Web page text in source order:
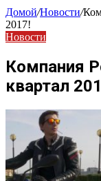
Домой/Новости/
2017!
Новости
Компания
квартал